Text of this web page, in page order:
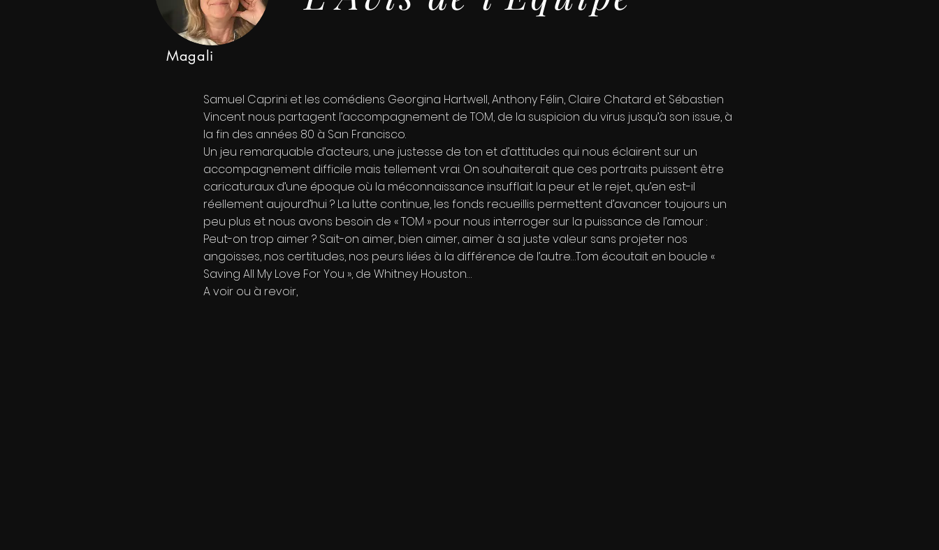
Magali
Samuel Caprini et les comédiens Georgina Hartwell, Anthony Félin, Claire Chatard et Sébastien
Vincent nous partagent l’accompagnement de TOM, de la suspicion du virus jusqu’à son issue, à
la fin des années 80 à San Francisco.
Un jeu remarquable d’acteurs, une justesse de ton et d’attitudes qui nous éclairent sur un
accompagnement difficile mais tellement vrai. On souhaiterait que ces portraits puissent être
caricaturaux d’une époque où la méconnaissance insufflait la peur et le rejet, qu’en est-il
réellement aujourd’hui ? La lutte continue, les fonds recueillis permettent d’avancer toujours un
peu plus et nous avons besoin de « TOM » pour nous interroger sur la puissance de l’amour :
Peut-on trop aimer ? Sait-on aimer, bien aimer, aimer à sa juste valeur sans projeter nos
angoisses, nos certitudes, nos peurs liées à la différence de l’autre…Tom écoutait en boucle «
Saving All My Love For You », de Whitney Houston…
A voir ou à revoir,